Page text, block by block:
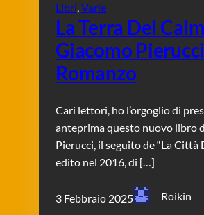
Libri, Varie
La Terra Del
Giacomo
Romanzo
Cari lettori, ho l’orgoglio di
anteprima questo nuovo libro
Pierucci, il seguito de “La Città
edito nel 2016, di […]
3 Febbraio 2025 Roikin